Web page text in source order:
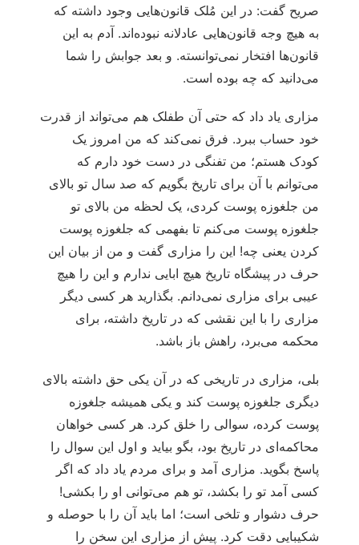
صریح گفت: در این مُلک قانون‏‌هایی وجود داشته که
به هیچ وجه قانون‌‏هایی ‏‏عادلانه نبوده‌اند. آدم به این
قانون‌‏ها افتخار نمی‌‏‏توانسته. و بعد جوابش را شما
می‌‏دانید که چه بوده است.
مزاری یاد داد که حتی آن طفلک هم می‌‏تواند از قدرت
خود حساب ببرد. فرق نمی‌‏‏کند که من امروز یک
کودک هستم؛ من تفنگی در دست خود دارم که
می‌‏توانم با آن برای تاریخ بگویم که صد سال تو بالای
من جلغوزه پوست کردی، یک لحظه من بالای تو
جلغوزه پوست می‌‏کنم تا بفهمی که جلغوزه پوست
کردن یعنی چه! این را مزاری گفت و من از بیان این
حرف در پیشگاه تاریخ هیچ ابایی ندارم و این را هیچ
عیبی برای مزاری نمی‌‏‏دانم. بگذارید هر کسی دیگر
مزاری را با این نقشی که در تاریخ داشته، برای
محکمه می‌‏برد، راهش باز باشد.
بلی، مزاری در تاریخی که در آن یکی حق داشته بالای
دیگری جلغوزه پوست کند و یکی همیشه جلغوزه
پوست کرده، سوالی را خلق کرد. هر کسی خواهان
محاکمه‏‌ای در تاریخ بود، بگو بیاید و اول این سوال را
پاسخ بگوید. مزاری آمد و برای مردم یاد داد که اگر
کسی آمد تو را بکشد، تو هم می‌‏توانی او را بکشی!
حرف دشوار و تلخی است؛ اما باید آن را با حوصله و
شکیبایی دقت کرد. پیش از مزاری این سخن را